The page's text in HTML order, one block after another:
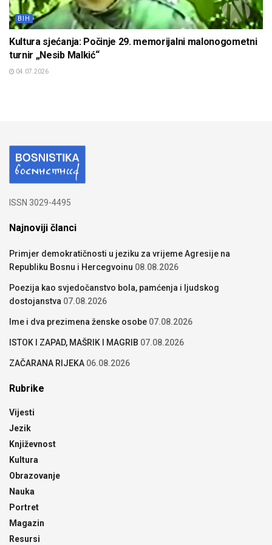
BIH
Kultura sjećanja: Počinje 29. memorijalni malonogometni
turnir „Nesib Malkić“
04.07.2026
ISSN 3029-4495
Najnoviji članci
Primjer demokratičnosti u jeziku za vrijeme Agresije na
Republiku Bosnu i Hercegvoinu 08.08.2026
Poezija kao svjedočanstvo bola, pamćenja i ljudskog
dostojanstva 07.08.2026
Ime i dva prezimena ženske osobe 07.08.2026
ISTOK I ZAPAD, MAŠRIK I MAGRIB 07.08.2026
ZAČARANA RIJEKA 06.08.2026
Rubrike
Vijesti
Jezik
Književnost
Kultura
Obrazovanje
Nauka
Portret
Magazin
Resursi